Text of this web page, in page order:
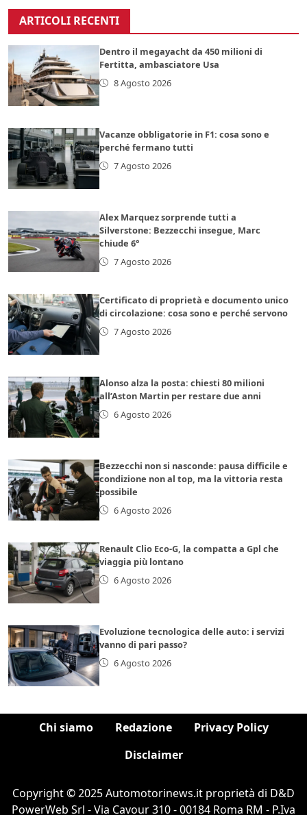
ARTICOLI RECENTI
Dentro il megayacht da 450 milioni di
Fertitta, ambasciatore Usa
8 Agosto 2026
Vacanze obbligatorie in F1: cosa sono e
perché fermano tutti
7 Agosto 2026
Alex Marquez sorprende tutti a
Silverstone: Bezzecchi insegue, Marc
chiude 6°
7 Agosto 2026
Certificato di proprietà e documento unico
di circolazione: cosa sono e perché servono
7 Agosto 2026
Alonso alza la posta: chiesti 80 milioni
all’Aston Martin per restare due anni
6 Agosto 2026
Bezzecchi non si nasconde: pausa difficile e
condizione non al top, ma la vittoria resta
possibile
6 Agosto 2026
Renault Clio Eco-G, la compatta a Gpl che
viaggia più lontano
6 Agosto 2026
Evoluzione tecnologica delle auto: i servizi
vanno di pari passo?
6 Agosto 2026
Chi siamo Redazione
Privacy Policy
Disclaimer
Copyright © 2025 Automotorinews.it proprietà di D&D
PowerWeb Srl - Via Cavour 310 - 00184 Roma RM - P.Iva